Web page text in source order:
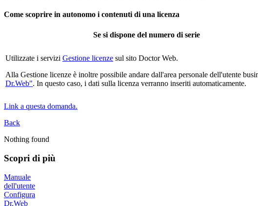
Come scoprire in autonomo i contenuti di una licenza
Se si dispone del numero di serie
Utilizzate i servizi Gestione licenze sul sito Doctor Web.
Alla Gestione licenze è inoltre possibile andare dall'area personale dell'utente
Dr.Web". In questo caso, i dati sulla licenza verranno inseriti automaticamente.
Link a questa domanda.
Back
Nothing found
Scopri di più
Manuale
dell'utente
Configura
Dr.Web